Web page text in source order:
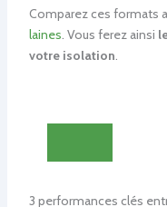
Comparez ces formats
laines. Vous ferez ainsi
votre isolation.
3 performances clés